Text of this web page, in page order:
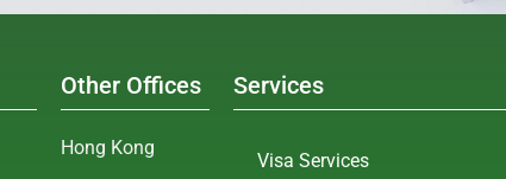
Other Offices
Hong Kong
Services
Visa Services